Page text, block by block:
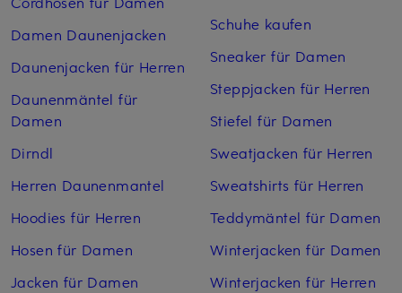
Damen Daunenjacken
Daunenjacken für Herren
Daunenmäntel für
Damen
Dirndl
Herren Daunenmantel
Hoodies für Herren
Hosen für Damen
Jacken für Damen
Schuhe kaufen
Sneaker für Damen
Steppjacken für Herren
Stiefel für Damen
Sweatjacken für Herren
Sweatshirts für Herren
Teddymäntel für Damen
Winterjacken für Damen
Winterjacken für Herren